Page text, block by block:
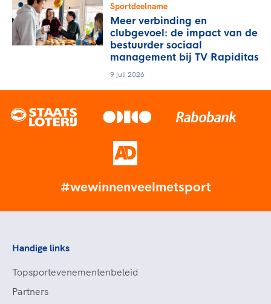
Sportdeelname
Meer verbinding en
clubgevoel: de impact van de
bestuurder sociaal
management bij TV Rapiditas
9 juli 2026
#wewinnenveelmetsport
Handige links
Topsportevenementenbeleid
Partners